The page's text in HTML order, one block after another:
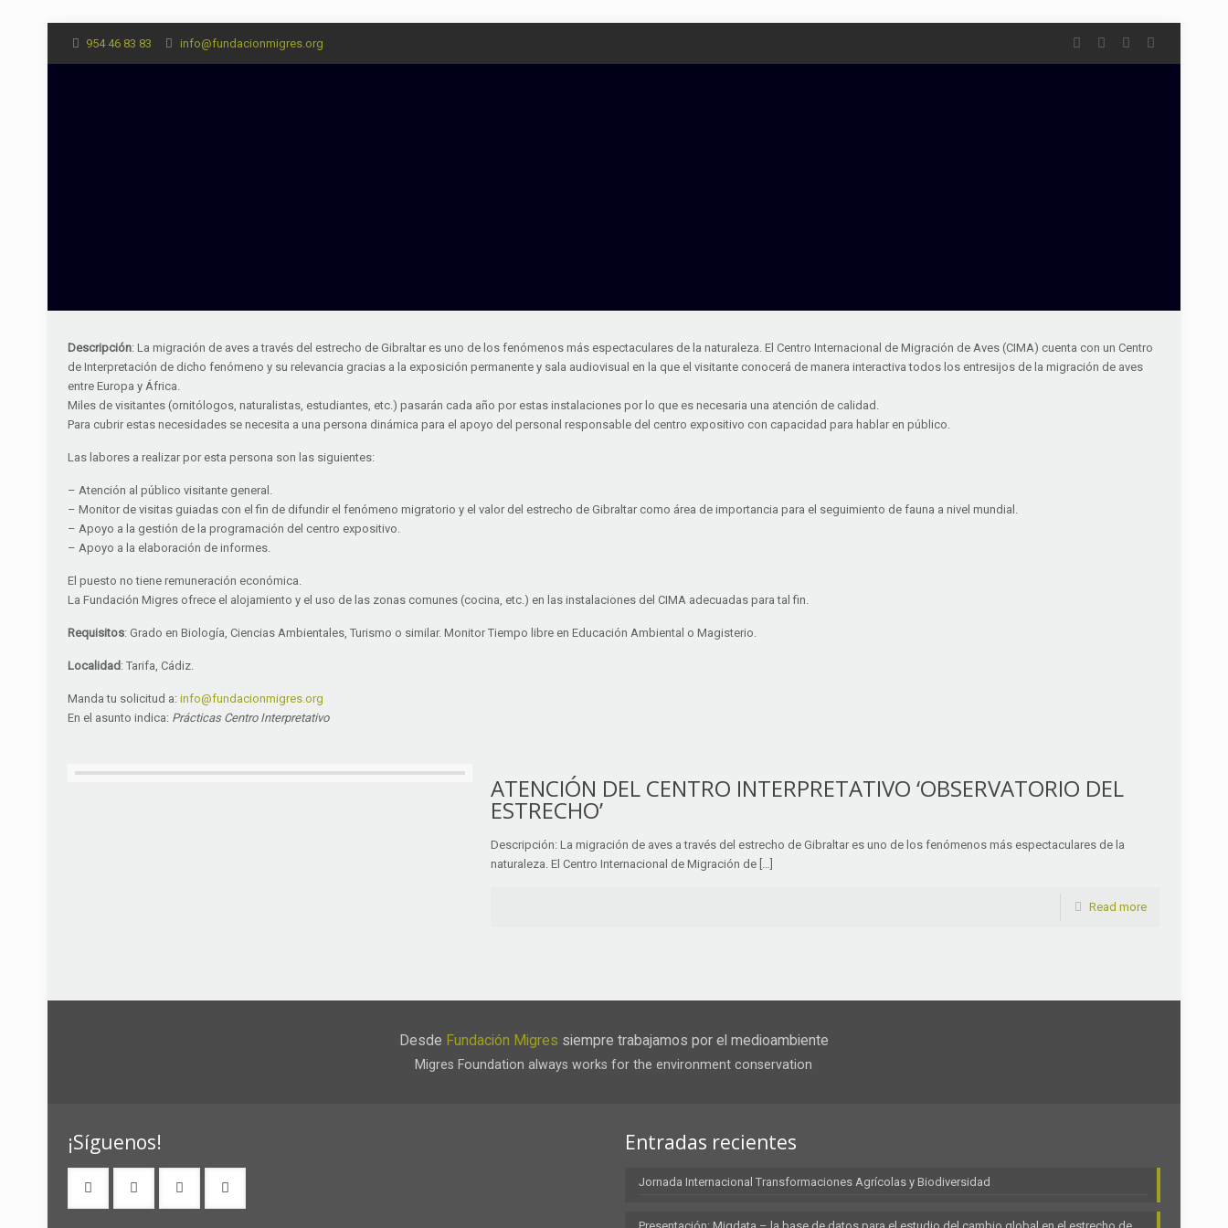
954 46 83 83 info@fundacionmigres.org
Descripción: La migración de aves a través del estrecho de Gibraltar es uno de los fenómenos más espectaculares de la naturaleza. El Centro Internacional de Migración de Aves (CIMA) cuenta con un Centro
de Interpretación de dicho fenómeno y su relevancia gracias a la exposición permanente y sala audiovisual en la que el visitante conocerá de manera interactiva todos los entresijos de la migración de aves
entre Europa y África.
Miles de visitantes (ornitólogos, naturalistas, estudiantes, etc.) pasarán cada año por estas instalaciones por lo que es necesaria una atención de calidad.
Para cubrir estas necesidades se necesita a una persona dinámica para el apoyo del personal responsable del centro expositivo con capacidad para hablar en público.
Las labores a realizar por esta persona son las siguientes:
– Atención al público visitante general.
– Monitor de visitas guiadas con el fin de difundir el fenómeno migratorio y el valor del estrecho de Gibraltar como área de importancia para el seguimiento de fauna a nivel mundial.
– Apoyo a la gestión de la programación del centro expositivo.
– Apoyo a la elaboración de informes.
El puesto no tiene remuneración económica.
La Fundación Migres ofrece el alojamiento y el uso de las zonas comunes (cocina, etc.) en las instalaciones del CIMA adecuadas para tal fin.
Requisitos: Grado en Biología, Ciencias Ambientales, Turismo o similar. Monitor Tiempo libre en Educación Ambiental o Magisterio.
Localidad: Tarifa, Cádiz.
Manda tu solicitud a:info@fundacionmigres.org
En el asunto indica: Prácticas Centro Interpretativo
ATENCIÓN DEL CENTRO INTERPRETATIVO ‘OBSERVATORIO DEL
ESTRECHO’
Descripción: La migración de aves a través del estrecho de Gibraltar es uno de los fenómenos más espectaculares de la
naturaleza. El Centro Internacional de Migración de […]
Read more
Desde Fundación Migres siempre trabajamos por el medioambiente
Migres Foundation always works for the environment conservation
¡Síguenos! Entradas recientes
Jornada Internacional Transformaciones Agrícolas y Biodiversidad